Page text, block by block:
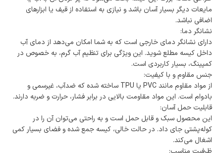
مایعات دیگر بسیار آسان باشد و نیازی به استفاده از قیف یا ابزارهای
اضافی نباشد.
نشانگر دما:
دارای نشانگر دمای خارجی است که به شما امکان می‌دهد از دمای آب
داخل کیسه مطلع شوید. این ویژگی برای تنظیم آب گرم، به خصوص در
کمپینگ، بسیار کاربردی است.
جنس مقاوم و با کیفیت:
از مواد مقاوم مانند PVC یا TPU ساخته شده که ضدآب، غیرسمی و
بادوام است. این مواد مقاومت بالایی در برابر فشار، حرارت و ضربه دارند.
قابلیت حمل آسان:
این محصول سبک و قابل حمل است و به راحتی می‌توان آن را در
کوله‌پشتی جای داد. در حالت خالی، کیسه جمع شده و فضای بسیار کمی
اشغال می‌کند.